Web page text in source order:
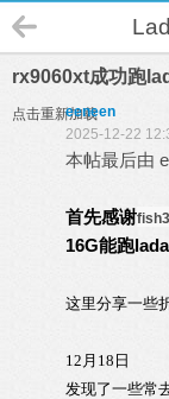
rx9060xt成功跑
点击重新加载
eeneen
2025-12-22
本帖最后由
首先感谢
16G能跑
这里分享一些
12月18日
发现了一些常